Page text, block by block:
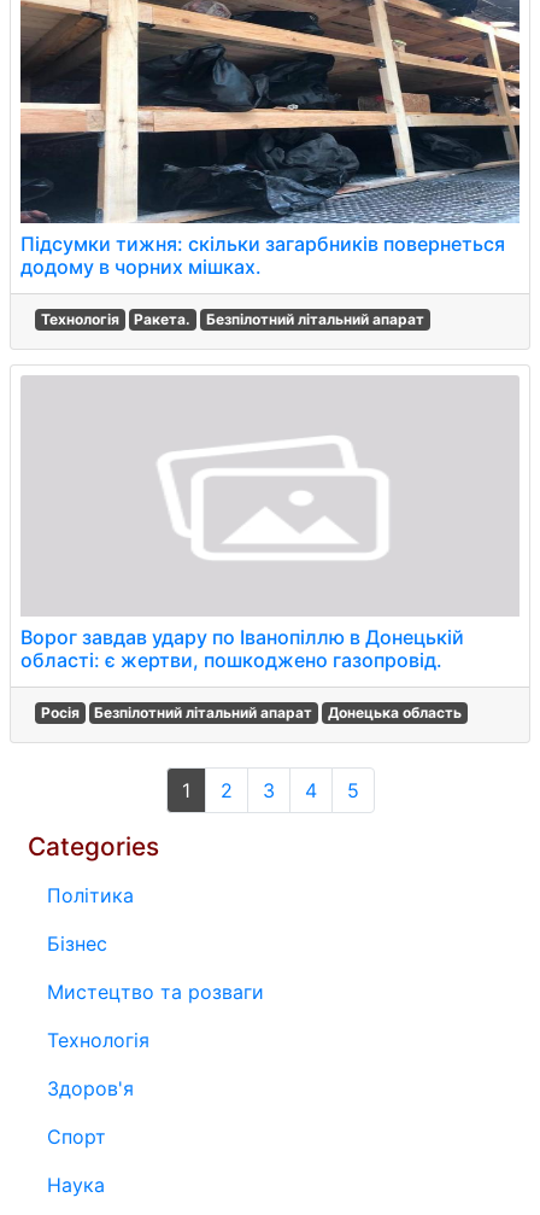
Підсумки тижня: скільки загарбників повернеться
додому в чорних мішках.
Технологія Ракета. Безпілотний літальний апарат
Ворог завдав удару по Іванопіллю в Донецькій
області: є жертви, пошкоджено газопровід.
Росія Безпілотний літальний апарат Донецька область
1 2 3 4 5
Categories
Політика
Бізнес
Мистецтво та розваги
Технологія
Здоров'я
Спорт
Наука